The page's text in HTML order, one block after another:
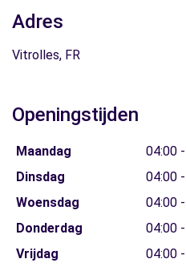
Adres
Vitrolles, FR
Openingstijden
Maandag
04:00
Dinsdag
04:00
Woensdag
04:00
Donderdag
04:00
Vrijdag
04:00